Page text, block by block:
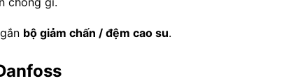
bộ giảm chấn / đệm cao su.